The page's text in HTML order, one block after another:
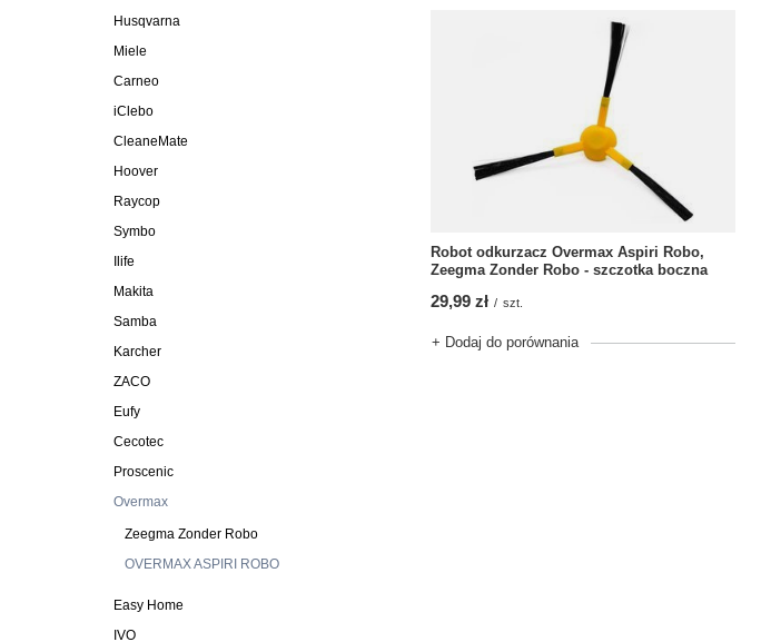
Husqvarna
Miele
Carneo
iClebo
CleaneMate
Hoover
Raycop
Symbo
Ilife
Makita
Samba
Karcher
ZACO
Eufy
Cecotec
Proscenic
Overmax
Zeegma Zonder Robo
OVERMAX ASPIRI ROBO
Easy Home
IVO
Robot odkurzacz Overmax Aspiri Robo,
Zeegma Zonder Robo - szczotka boczna
29,99 zł / szt.
+ Dodaj do porównania